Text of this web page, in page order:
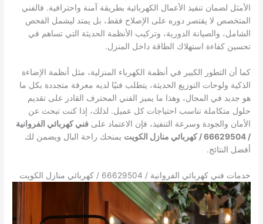
الأمثل لضمان تنفيذ الأعمال الكهربائية بطريقة آمنة واحترافية. فالفني
المتخصص لا يقتصر دوره على الإصلاح فقط، بل يمتد ليشمل الفحص
الشامل، والصيانة الدورية، وتركيب الأنظمة الحديثة التي تساهم في
تحسين كفاءة استهلاك الطاقة داخل المنزل.
كما أن التطور الكبير في أنظمة الكهرباء المنزلية، مثل أنظمة الإضاءة
الذكية ولوحات التوزيع الحديثة، يتطلب فنيًا لديه معرفة متجددة بكل ما
هو جديد في المجال، وهذا ما يميز الفني المحترف القادر على تقديم
حلول متكاملة تناسب احتياجات كل عميل. لذلك، إذا كنت تبحث عن
الأمان والجودة وسرعة التنفيذ، فإن الاعتماد علىفني كهربائي الفروانية
/ 66629504 / كهربائي منازل الكويت
يمنحك راحة البال ويضمن لك
أفضل النتائج.
خدمات فني كهربائي الفروانية / 66629504 / كهربائي منازل الكويت